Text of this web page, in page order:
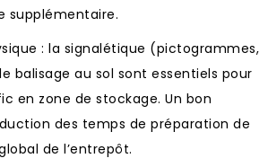
supplémentaire.
: la signalétique (pictogrammes,
balisage au sol sont essentiels pour
en zone de stockage. Un bon
des temps de préparation de
de l’entrepôt.